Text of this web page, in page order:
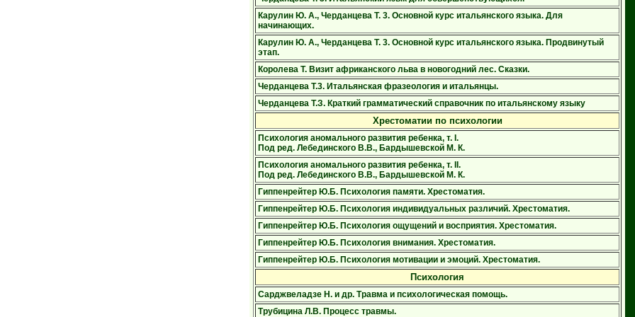
Карулин Ю. А., Черданцева Т. 3. Основной курс итальянского языка. Для
начинающих.
Карулин Ю. А., Черданцева Т. 3. Основной курс итальянского языка. Продвинутый
этап.
Королева Т. Визит африканского льва в новогодний лес. Сказки.
Черданцева Т.3. Итальянская фразеология и итальянцы.
Черданцева Т.З. Краткий грамматический справочник по итальянскому языку
Хрестоматии по психологии
Психология аномального развития ребенка, т. I.
Под ред. Лебединского В.В., Бардышевской М. К.
Психология аномального развития ребенка, т. II.
Под ред. Лебединского В.В., Бардышевской М. К.
Гиппенрейтер Ю.Б. Психология памяти. Хрестоматия.
Гиппенрейтер Ю.Б. Психология индивидуальных различий. Хрестоматия.
Гиппенрейтер Ю.Б. Психология ощущений и восприятия. Хрестоматия.
Гиппенрейтер Ю.Б. Психология внимания. Хрестоматия.
Гиппенрейтер Ю.Б. Психология мотивации и эмоций. Хрестоматия.
Психология
Сарджвеладзе Н. и др. Травма и психологическая помощь.
Трубицина Л.В. Процесс травмы.